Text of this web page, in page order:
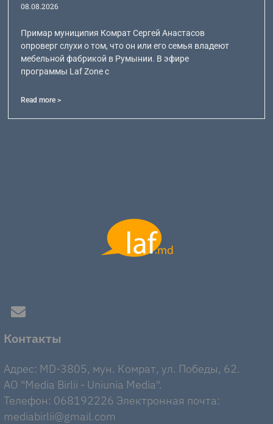
08.08.2026
Примар муниципия Комрат Сергей Анастасов
опроверг слухи о том, что он или его семья владеют
мебельной фабрикой в Румынии. В эфире
программы Laf Zone с
Read more >
Контакты
Адрес: MD-3805, мун. Комрат, ул. Победы, 62.
AO "Media Birlii - Uniunia Media".
Телефон: 068192226 Электронная почта:
mediabirlii@gmail.com